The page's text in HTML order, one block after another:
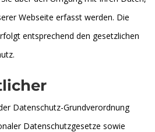
Webseite erfasst werden. Die
entsprechend den gesetzlichen
Datenschutz-Grundverordnung
Datenschutzgesetze sowie